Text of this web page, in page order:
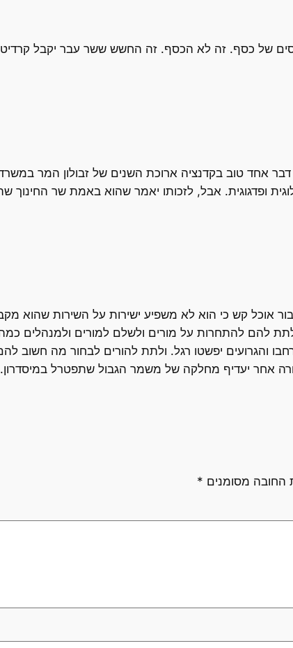
של כסף. זה לא הכסף. זה החשש ששר עבר יקבל
אחד טוב בקדנציה ארוכת השנים של זבולון המר
ופדגוגית. אבל, לזכותו יאמר שהוא באמת שר
אוכל קש כי הוא לא משפיע ישירות על השירות
להם להתחרות על מורים ולשלם למורים ולמנהלים
והגרועים יפשטו רגל. ולתת להורים לבחור מה
החובה מסומנים *